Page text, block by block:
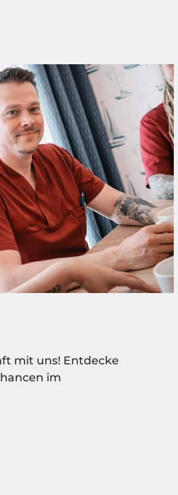
mit uns! Entdecke
im